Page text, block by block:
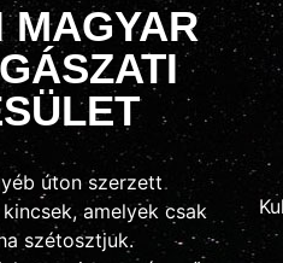
MAGYAR
úton szerzett
amelyek csak
szétosztjuk.